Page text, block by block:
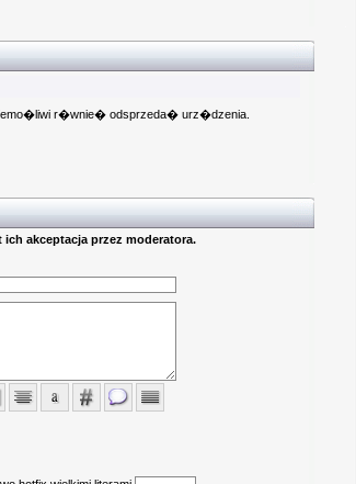
r�wnie� odsprzeda� urz�dzenia.
akceptacja przez moderatora.